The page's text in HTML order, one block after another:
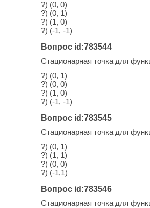
?) (0, 0)
?) (0, 1)
?) (1, 0)
?) (-1, -1)
Вопрос id:783544
Стационарная точка для
?) (0, 1)
?) (0, 0)
?) (1, 0)
?) (-1, -1)
Вопрос id:783545
Стационарная точка для
?) (0, 1)
?) (1, 1)
?) (0, 0)
?) (-1,1)
Вопрос id:783546
Стационарная точка для